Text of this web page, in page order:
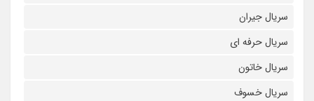
سریال جیران
سریال حرفه ای
سریال خاتون
سریال خسوف